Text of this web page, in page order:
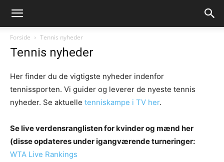
Forside Tennis nyheder
Tennis nyheder
Her finder du de vigtigste nyheder indenfor
tennissporten. Vi guider og leverer de nyeste tennis
nyheder. Se aktuelle tenniskampe i TV her.
Se live verdensranglisten for kvinder og mænd her
(disse opdateres under igangværende turneringer:
WTA Live Rankings